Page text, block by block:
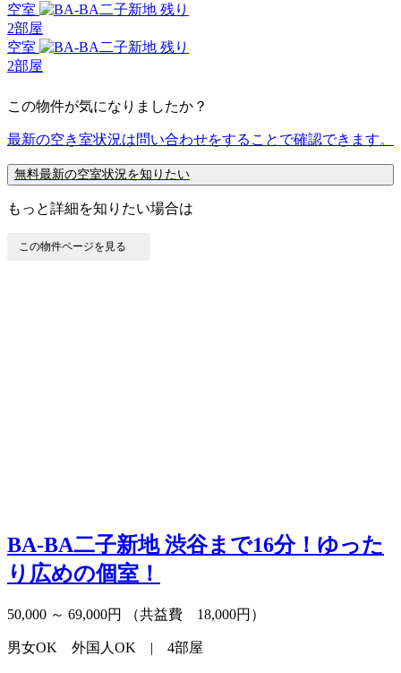
空室
残り
2部屋
空室
残り
2部屋
この物件が気になりましたか？
最新の空き室状況は問い合わせをすることで確認できます。
無料最新の空室状況を知りたい
もっと詳細を知りたい場合は
この物件ページを見る
BA-BA二子新地渋谷まで16分！ゆった
り広めの個室！
50,000 ～ 69,000円 （共益費 18,000円）
男女OK 外国人OK | 4部屋